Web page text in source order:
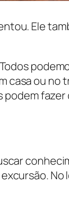
Ele
casa ou no
fazer
No